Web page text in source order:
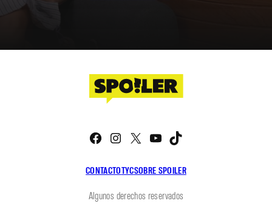
CONTACTOTYCSOBRE SPOILER
Facebook
Instagram
X YouTube
Algunos derechos reservados